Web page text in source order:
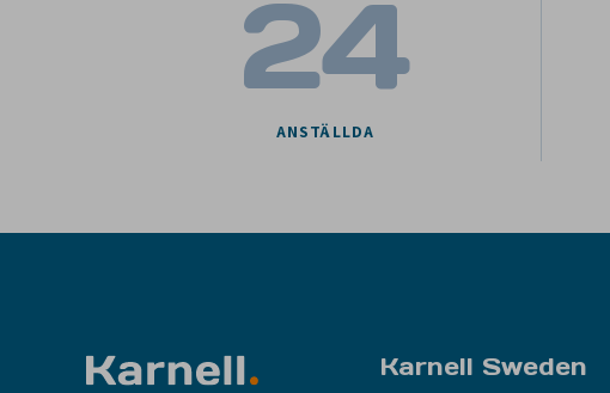
24
ANSTÄLLDA
Karnell Sweden